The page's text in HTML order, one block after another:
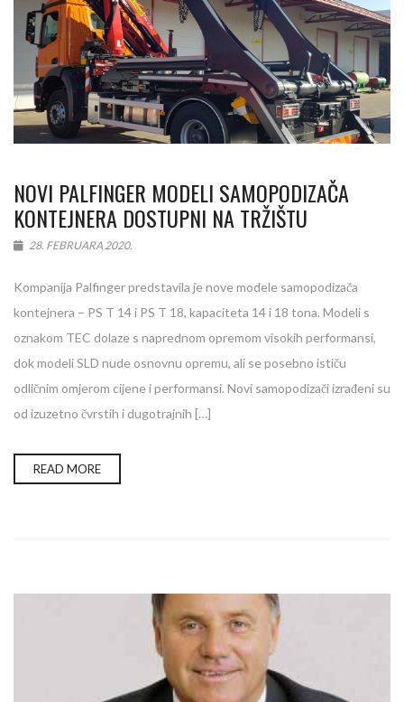
NOVI PALFINGER MODELI SAMOPODIZAČA
KONTEJNERA DOSTUPNI NA TRŽIŠTU
28. FEBRUARA 2020.
Kompanija Palfinger predstavila je nove modele samopodizača
kontejnera – PS T 14 i PS T 18, kapaciteta 14 i 18 tona. Modeli s
oznakom TEC dolaze s naprednom opremom visokih performansi,
dok modeli SLD nude osnovnu opremu, ali se posebno ističu
odličnim omjerom cijene i performansi. Novi samopodizači izrađeni su
od izuzetno čvrstih i dugotrajnih […]
READ MORE